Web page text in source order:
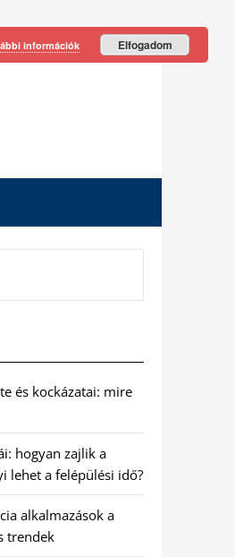
és kockázatai: mire
hogyan zajlik a
lehet a felépülési idő?
alkalmazások a
trendek
információk Elfogadom